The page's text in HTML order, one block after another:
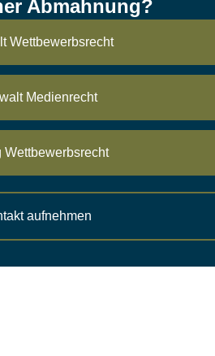
Abmahnung?
Wettbewerbsrecht
Medienrecht
aufnehmen